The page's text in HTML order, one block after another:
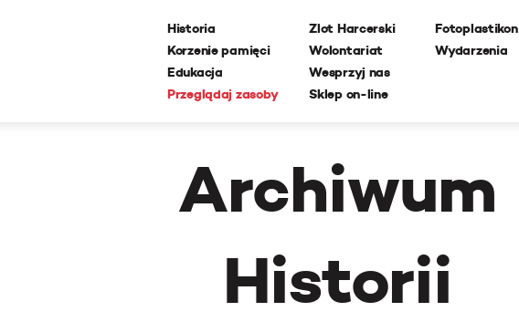
Historia
Korzenie pamięci
Edukacja
Przeglądaj zasoby
Zlot Harcerski
Wolontariat
Wesprzyj nas
Sklep on-line
Fotoplastikon
Wydarzenia
Archiwum
Historii